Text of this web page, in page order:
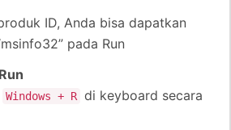
ID, Anda bisa dapatkan
pada Run
Windows + R di keyboard secara